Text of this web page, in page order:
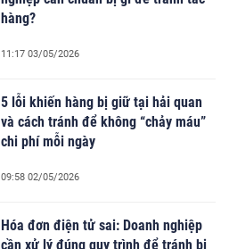
hàng?
11:17 03/05/2026
5 lỗi khiến hàng bị giữ tại hải quan
và cách tránh để không “chảy máu”
chi phí mỗi ngày
09:58 02/05/2026
Hóa đơn điện tử sai: Doanh nghiệp
cần xử lý đúng quy trình để tránh bị